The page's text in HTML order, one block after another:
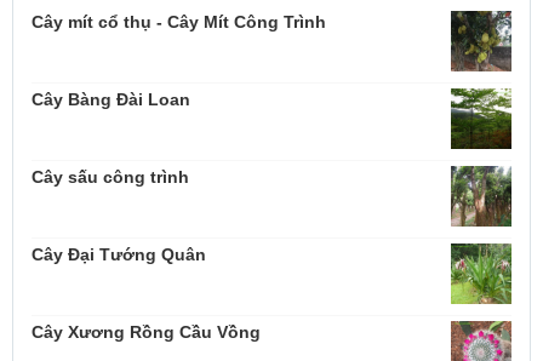
Cây mít cổ thụ - Cây Mít Công Trình
Cây Bàng Đài Loan
Cây sấu công trình
Cây Đại Tướng Quân
Cây Xương Rồng Cầu Vồng